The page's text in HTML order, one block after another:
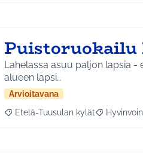
Puistoruokailu
Lahelassa asuu paljon lapsia -
alueen lapsi…
Arvioitavana
Rajaa tulokset aihepiirin mukaan:
Etelä-Tuusulan kylät Rajaa